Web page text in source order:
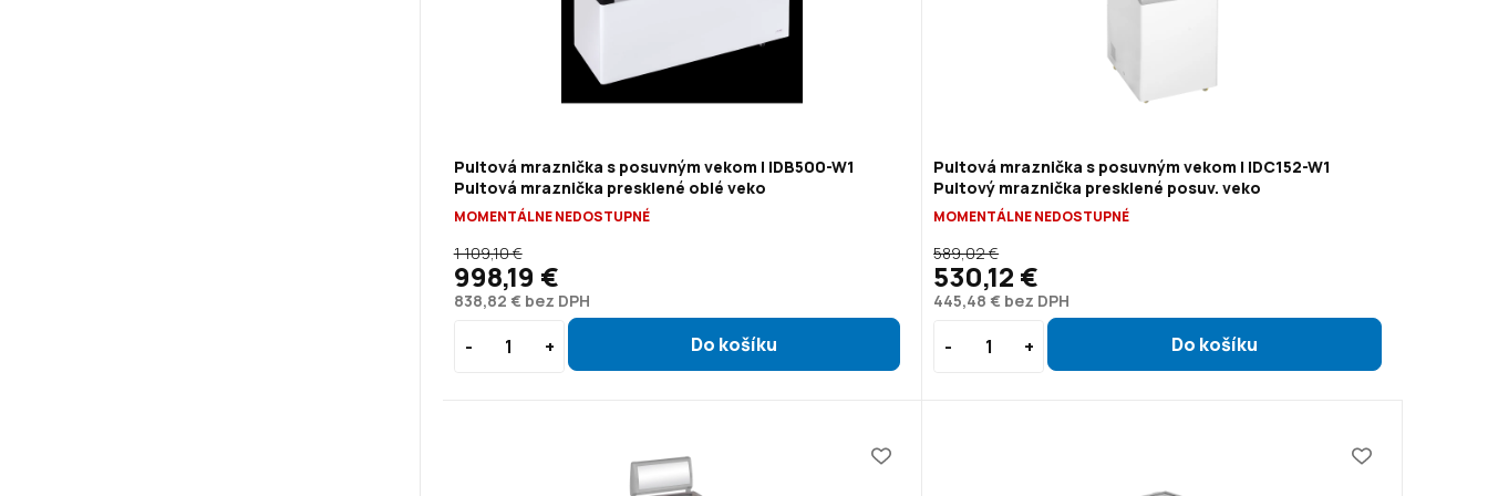
Pultová mraznička s posuvným vekom | IDB500-W1
Pultová mraznička presklené oblé veko
MOMENTÁLNE NEDOSTUPNÉ
838,82 € bez DPH
1 109,10 €
998,19 €
Pultová mraznička s posuvným vekom | IDC152-W1
Pultový mraznička presklené posuv. veko
MOMENTÁLNE NEDOSTUPNÉ
445,48 € bez DPH
589,02 €
530,12 €